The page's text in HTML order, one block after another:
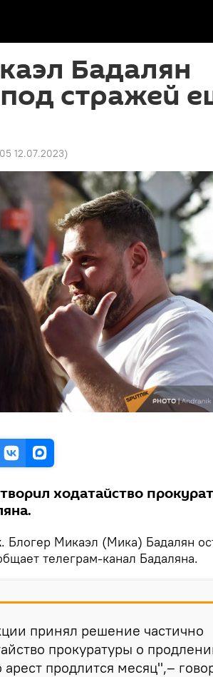
Бадалян
стражей
12.07.2023)
ходатайство
. Блогер Микаэл (Мика) Бадалян
телеграм-канал Бадаляна.
принял решение частично
прокуратуры о
арест продлится месяц",–